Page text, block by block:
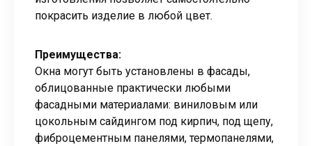
покрасить изделие в любой цвет.
Преимущества:
Окна могут быть установлены в фасады,
облицованные практически любыми
фасадными материалами: виниловым или
цокольным сайдингом под кирпич, под щепу,
фиброцементным панелями, термопанелями,